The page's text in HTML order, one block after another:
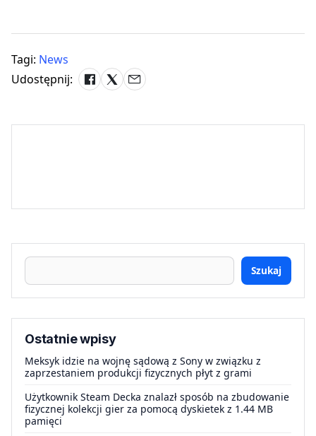
Tagi: News
Udostępnij:
Szukaj
Ostatnie wpisy
Meksyk idzie na wojnę sądową z Sony w związku z
zaprzestaniem produkcji fizycznych płyt z grami
Użytkownik Steam Decka znalazł sposób na zbudowanie
fizycznej kolekcji gier za pomocą dyskietek z 1.44 MB
pamięci